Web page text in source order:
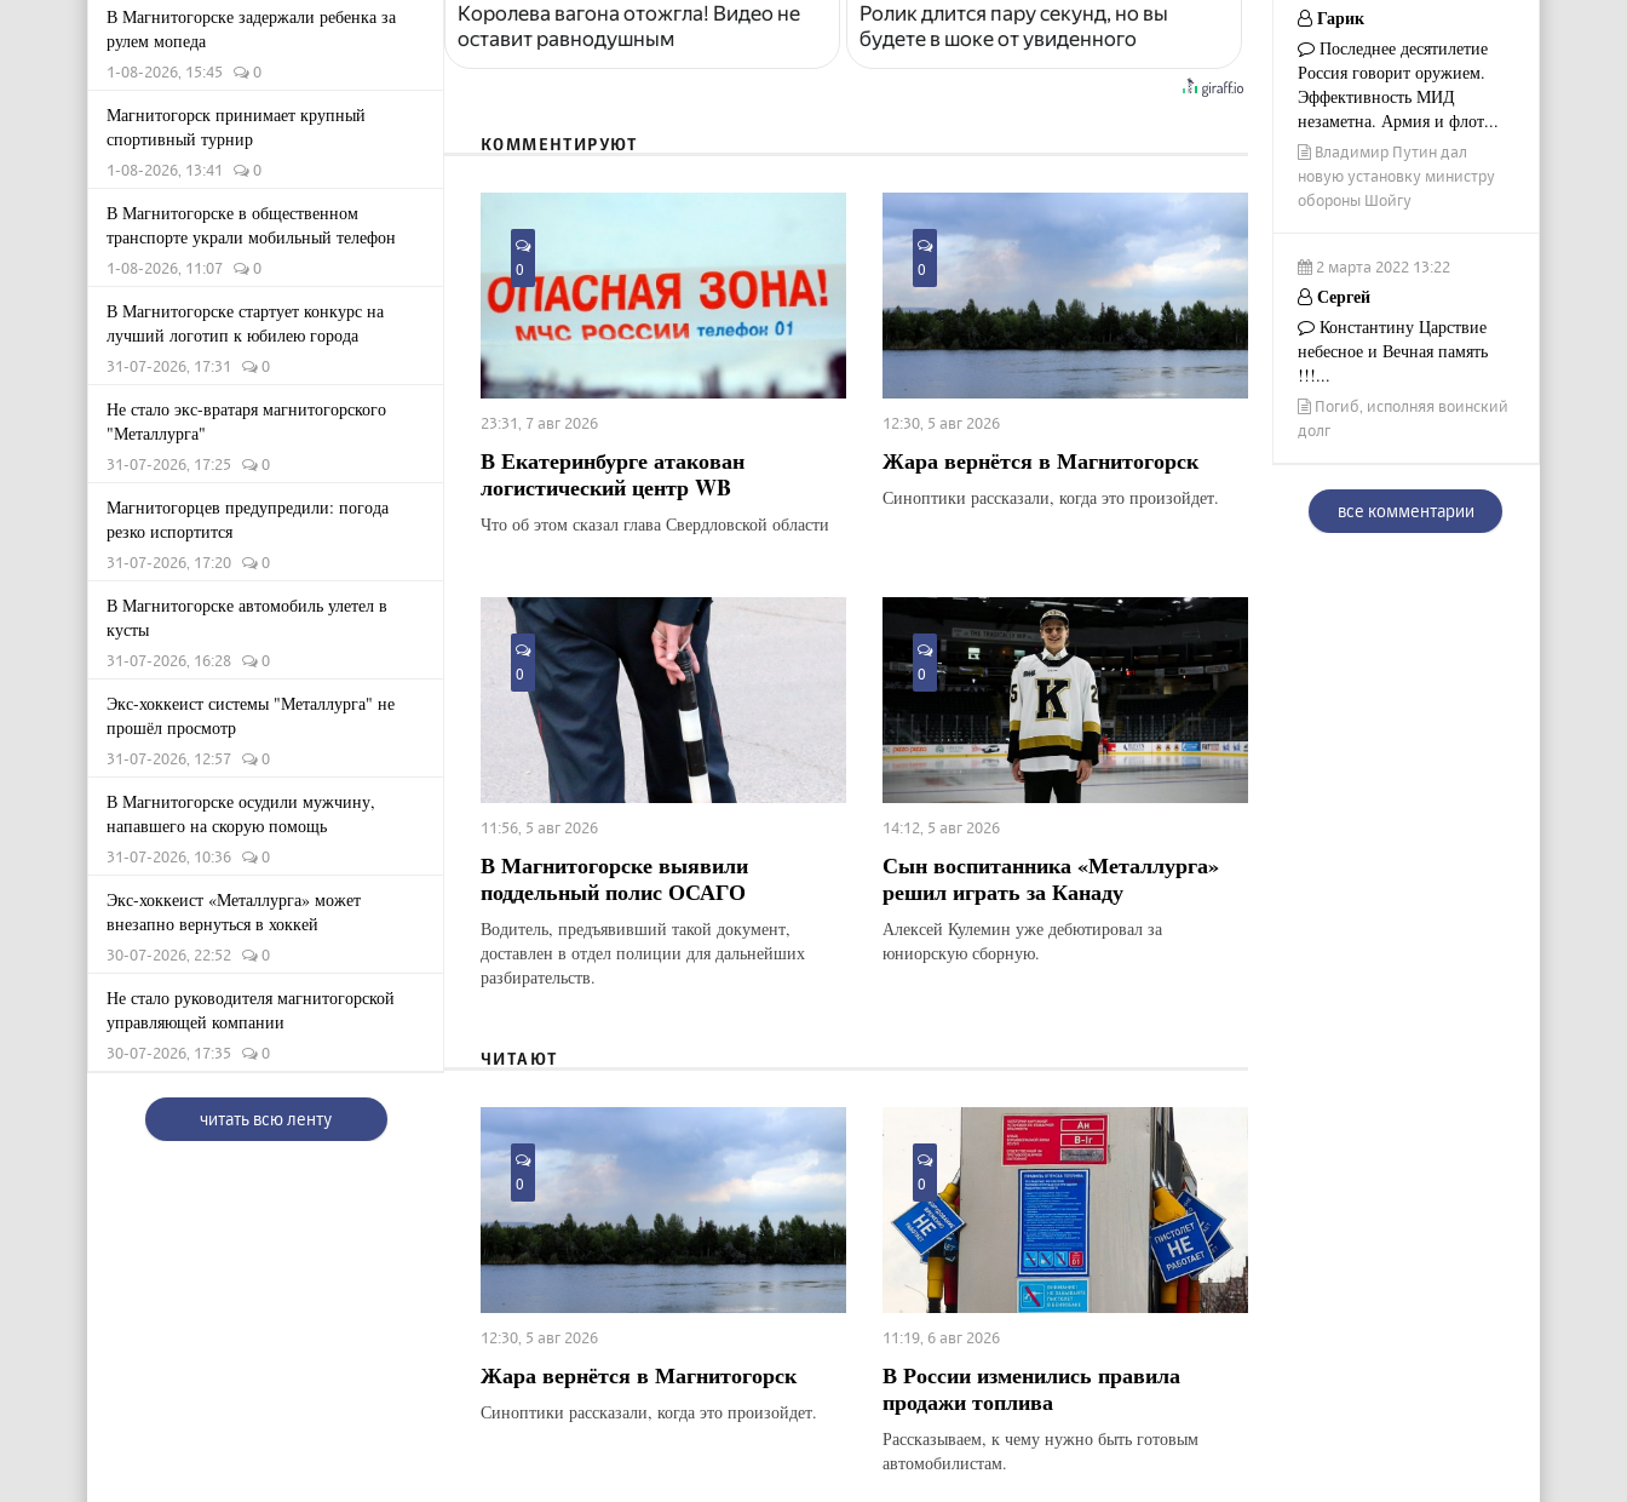
В Магнитогорске задержали ребенка за
рулем мопеда
1-08-2026, 15:45 0
Магнитогорск принимает крупный
спортивный турнир
1-08-2026, 13:41 0
В Магнитогорске в общественном
транспорте украли мобильный телефон
1-08-2026, 11:07 0
В Магнитогорске стартует конкурс на
лучший логотип к юбилею города
31-07-2026, 17:31 0
Не стало экс-вратаря магнитогорского
"Металлурга"
31-07-2026, 17:25 0
Магнитогорцев предупредили: погода
резко испортится
31-07-2026, 17:20 0
В Магнитогорске автомобиль улетел в
кусты
31-07-2026, 16:28 0
Экс-хоккеист системы "Металлурга" не
прошёл просмотр
31-07-2026, 12:57 0
В Магнитогорске осудили мужчину,
напавшего на скорую помощь
31-07-2026, 10:36 0
Экс-хоккеист «Металлурга» может
внезапно вернуться в хоккей
30-07-2026, 22:52 0
Не стало руководителя магнитогорской
управляющей компании
30-07-2026, 17:35 0
читать всю ленту
Королева вагона отожгла! Видео не
оставит равнодушным
Ролик длится пару секунд, но вы
будете в шоке от увиденного
КОММЕНТИРУЮТ
0
23:31, 7 авг 2026
В Екатеринбурге атакован
логистический центр WB
Что об этом сказал глава Свердловской области
0
12:30, 5 авг 2026
Жара вернётся в Магнитогорск
Синоптики рассказали, когда это произойдет.
0
11:56, 5 авг 2026
В Магнитогорске выявили
поддельный полис ОСАГО
Водитель, предъявивший такой документ,
доставлен в отдел полиции для дальнейших
разбирательств.
0
14:12, 5 авг 2026
Сын воспитанника «Металлурга»
решил играть за Канаду
Алексей Кулемин уже дебютировал за
юниорскую сборную.
ЧИТАЮТ
0
12:30, 5 авг 2026
Жара вернётся в Магнитогорск
Синоптики рассказали, когда это произойдет.
0
11:19, 6 авг 2026
В России изменились правила
продажи топлива
Рассказываем, к чему нужно быть готовым
автомобилистам.
Гарик
Последнее десятилетие
Россия говорит оружием.
Эффективность МИД
незаметна. Армия и флот...
Владимир Путин дал
новую установку министру
обороны Шойгу
2 марта 2022 13:22
Сергей
Константину Царствие
небесное и Вечная память
!!!...
Погиб, исполняя воинский
долг
все комментарии